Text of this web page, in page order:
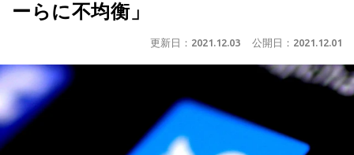
ーらに不均衡」
更新日： 2021.12.03 公開日： 2021.12.01